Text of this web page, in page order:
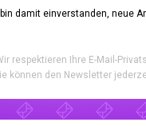
bin damit einverstanden, neue
respektieren Ihre E-Mail-
können den Newsletter